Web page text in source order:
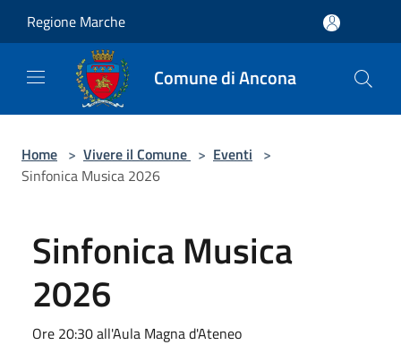
Regione Marche
Comune di Ancona
Home > Vivere il Comune > Eventi >
Sinfonica Musica 2026
Sinfonica Musica
2026
Ore 20:30 all'Aula Magna d'Ateneo